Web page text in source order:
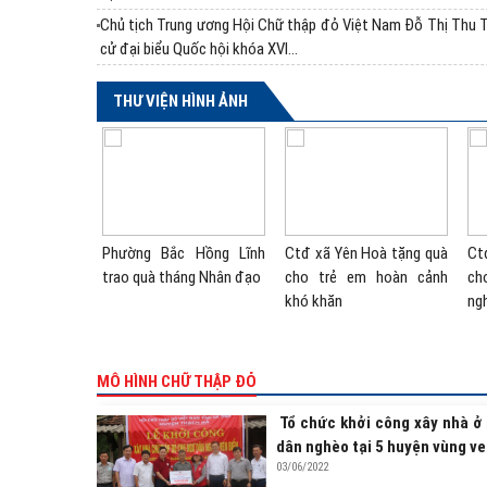
Chủ tịch Trung ương Hội Chữ thập đỏ Việt Nam Đỗ Thị Thu
cử đại biểu Quốc hội khóa XVI...
THƯ VIỆN HÌNH ẢNH
Phường Bắc Hồng Lĩnh
trao quà tháng Nhân đạo
Ctđ xã Yên Hoà tặng quà
cho trẻ em hoàn cảnh
khó khăn
MÔ HÌNH CHỮ THẬP ĐỎ
Tổ chức khởi công xây nhà
dân nghèo tại 5 huyện vùng
03/06/2022